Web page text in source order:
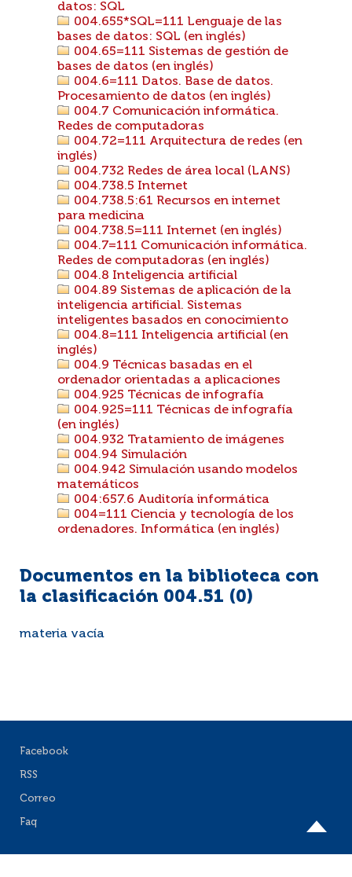
datos: SQL
004.655*SQL=111 Lenguaje de las
bases de datos: SQL (en inglés)
004.65=111 Sistemas de gestión de
bases de datos (en inglés)
004.6=111 Datos. Base de datos.
Procesamiento de datos (en inglés)
004.7 Comunicación informática.
Redes de computadoras
004.72=111 Arquitectura de redes (en
inglés)
004.732 Redes de área local (LANS)
004.738.5 Internet
004.738.5:61 Recursos en internet
para medicina
004.738.5=111 Internet (en inglés)
004.7=111 Comunicación informática.
Redes de computadoras (en inglés)
004.8 Inteligencia artificial
004.89 Sistemas de aplicación de la
inteligencia artificial. Sistemas
inteligentes basados en conocimiento
004.8=111 Inteligencia artificial (en
inglés)
004.9 Técnicas basadas en el
ordenador orientadas a aplicaciones
004.925 Técnicas de infografía
004.925=111 Técnicas de infografía
(en inglés)
004.932 Tratamiento de imágenes
004.94 Simulación
004.942 Simulación usando modelos
matemáticos
004:657.6 Auditoría informática
004=111 Ciencia y tecnología de los
ordenadores. Informática (en inglés)
Documentos en la biblioteca con
la clasificación 004.51 (0)
materia vacía
Facebook
RSS
Correo
Faq